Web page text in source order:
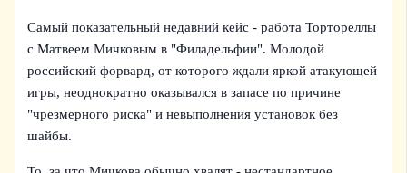
Самый показательный недавний кейс - работа Тортореллы
с Матвеем Мичковым в "Филадельфии". Молодой
российский форвард, от которого ждали яркой атакующей
игры, неоднократно оказывался в запасе по причине
"чрезмерного риска" и невыполнения установок без
шайбы.